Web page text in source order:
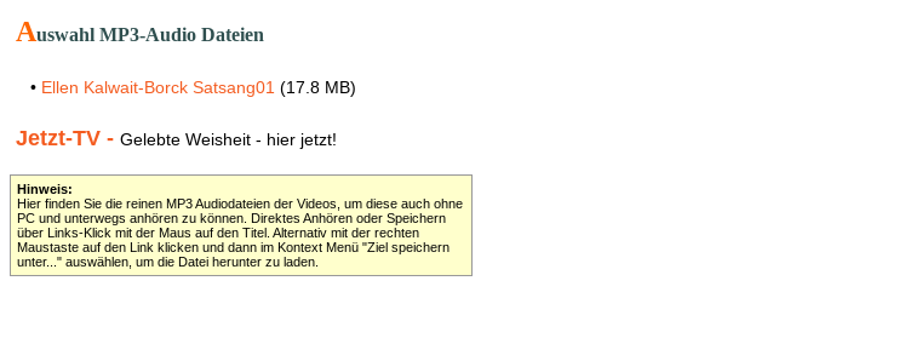
Auswahl MP3-Audio Dateien
• Ellen Kalwait-Borck Satsang01 (17.8 MB)
Jetzt-TV - Gelebte Weisheit - hier jetzt!
Hinweis:
Hier finden Sie die reinen MP3 Audiodateien der Videos, um diese auch ohne
PC und unterwegs anhören zu können. Direktes Anhören oder Speichern
über Links-Klick mit der Maus auf den Titel. Alternativ mit der rechten
Maustaste auf den Link klicken und dann im Kontext Menü "Ziel speichern
unter..." auswählen, um die Datei herunter zu laden.